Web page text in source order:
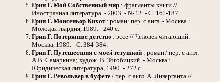
Грин Г. Мой Собственный мир : фрагменты книги //
Иностранная литература. - 2003. - № 12. - С. 163-187.
Грин Г. Монсеньор Кихот: роман: пер. с англ. - Москва :
Молодая гвардия, 1989. - 240 с.
Грин Г. Потерянное детство : эссе // Человек читающий. -
Москва, 1989. - С. 384-384.
Грин Г. Путешествия с моей тетушкой : роман / пер. с англ.
А.В. Самаркина; худож. В. Тогобицкий. - Москва :
Юридическая литература, 1990. - 272 с.
Грин Г. Револьвер в буфете / пер. с англ. А. Ливерганта //